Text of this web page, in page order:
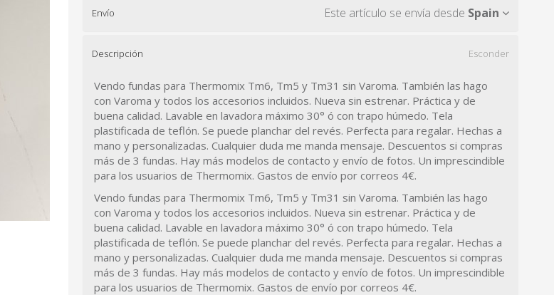
Envío Este artículo se envía desde Spain
Descripción Esconder
Vendo fundas para Thermomix Tm6, Tm5 y Tm31 sin Varoma. También las hago
con Varoma y todos los accesorios incluidos. Nueva sin estrenar. Práctica y de
buena calidad. Lavable en lavadora máximo 30° ó con trapo húmedo. Tela
plastificada de teflón. Se puede planchar del revés. Perfecta para regalar. Hechas a
mano y personalizadas. Cualquier duda me manda mensaje. Descuentos si compras
más de 3 fundas. Hay más modelos de contacto y envío de fotos. Un imprescindible
para los usuarios de Thermomix. Gastos de envío por correos 4€.
Vendo fundas para Thermomix Tm6, Tm5 y Tm31 sin Varoma. También las hago
con Varoma y todos los accesorios incluidos. Nueva sin estrenar. Práctica y de
buena calidad. Lavable en lavadora máximo 30° ó con trapo húmedo. Tela
plastificada de teflón. Se puede planchar del revés. Perfecta para regalar. Hechas a
mano y personalizadas. Cualquier duda me manda mensaje. Descuentos si compras
más de 3 fundas. Hay más modelos de contacto y envío de fotos. Un imprescindible
para los usuarios de Thermomix. Gastos de envío por correos 4€.